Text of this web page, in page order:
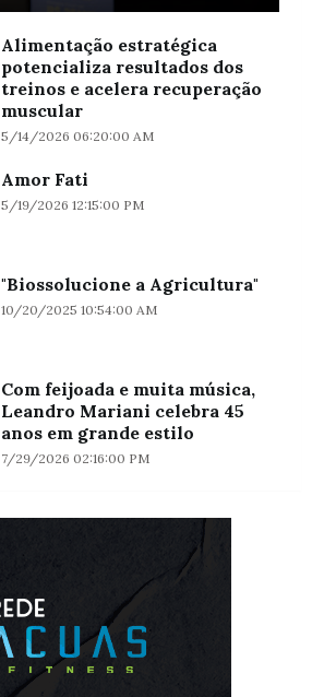
Alimentação estratégica
potencializa resultados dos
treinos e acelera recuperação
muscular
5/14/2026 06:20:00 AM
Amor Fati
5/19/2026 12:15:00 PM
"Biossolucione a Agricultura"
10/20/2025 10:54:00 AM
Com feijoada e muita música,
Leandro Mariani celebra 45
anos em grande estilo
7/29/2026 02:16:00 PM